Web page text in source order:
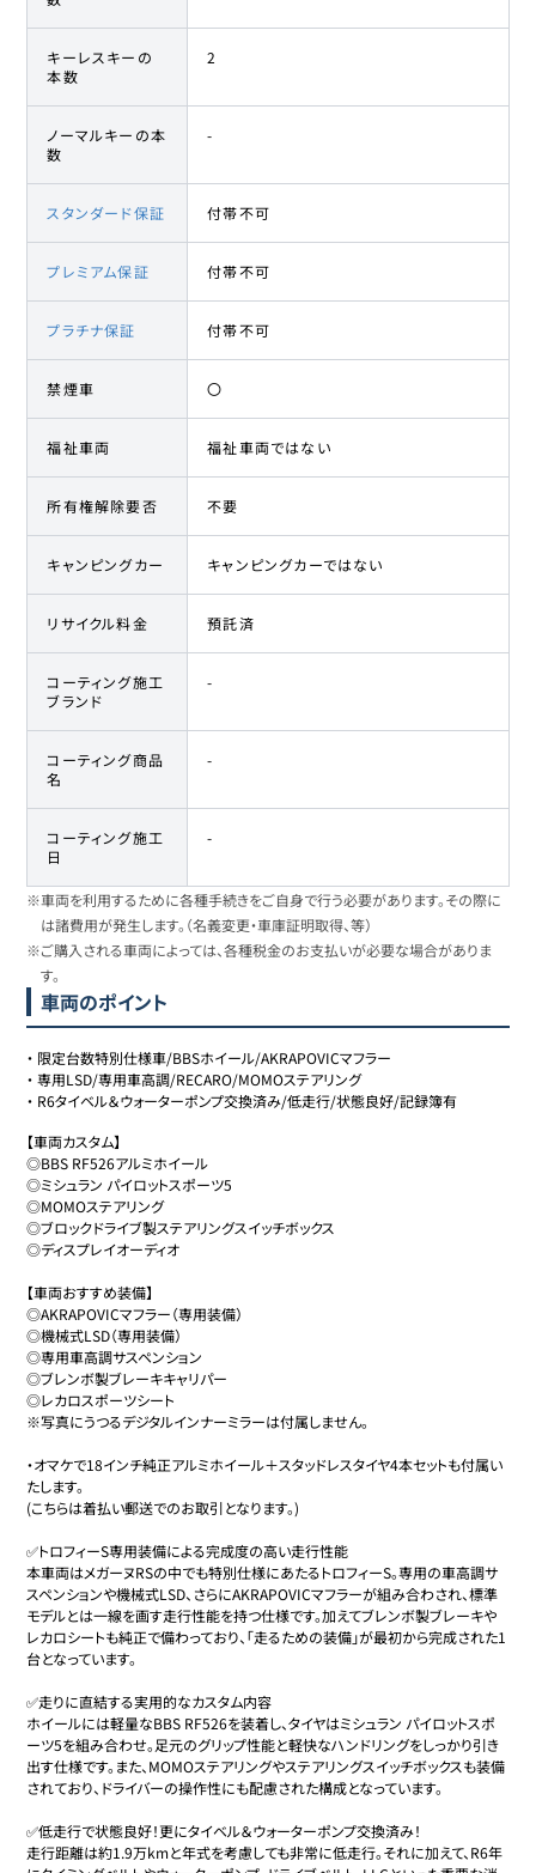
キーレスキーの
本数
2
ノーマルキーの本
数
-
スタンダード保証 付帯不可
プレミアム保証 付帯不可
プラチナ保証 付帯不可
禁煙車 〇
福祉車両 福祉車両ではない
所有権解除要否 不要
キャンピングカー キャンピングカーではない
リサイクル料金 預託済
コーティング施工
ブランド
-
コーティング商品
名
-
コーティング施工
日
-
※車両を利用するために各種手続きをご自身で行う必要があります。その際に
は諸費用が発生します。（名義変更・車庫証明取得、等）
※ご購入される車両によっては、各種税金のお支払いが必要な場合がありま
す。
車両のポイント
・ 限定台数特別仕様車/BBSホイール/AKRAPOVICマフラー
・専用LSD/専用車高調/RECARO/MOMOステアリング
・ R6タイベル＆ウォーターポンプ交換済み/低走行/状態良好/記録簿有
【車両カスタム】
◎BBS RF526アルミホイール
◎ミシュラン パイロットスポーツ5
◎MOMOステアリング
◎ブロックドライブ製ステアリングスイッチボックス
◎ディスプレイオーディオ
【車両おすすめ装備】
◎AKRAPOVICマフラー（専用装備）
◎機械式LSD（専用装備）
◎専用車高調サスペンション
◎ブレンボ製ブレーキキャリパー
◎レカロスポーツシート
※写真にうつるデジタルインナーミラーは付属しません。
・オマケで18インチ純正アルミホイール＋スタッドレスタイヤ4本セットも付属い
たします。
(こちらは着払い郵送でのお取引となります。)
✅トロフィーS専用装備による完成度の高い走行性能
本車両はメガーヌRSの中でも特別仕様にあたるトロフィーS。専用の車高調サ
スペンションや機械式LSD、さらにAKRAPOVICマフラーが組み合わされ、標準
モデルとは一線を画す走行性能を持つ仕様です。加えてブレンボ製ブレーキや
レカロシートも純正で備わっており、「走るための装備」が最初から完成された1
台となっています。
✅走りに直結する実用的なカスタム内容
ホイールには軽量なBBS RF526を装着し、タイヤはミシュラン パイロットスポ
ーツ5を組み合わせ。足元のグリップ性能と軽快なハンドリングをしっかり引き
出す仕様です。また、MOMOステアリングやステアリングスイッチボックスも装備
されており、ドライバーの操作性にも配慮された構成となっています。
✅低走行で状態良好！更にタイベル＆ウォーターポンプ交換済み！
走行距離は約1.9万kmと年式を考慮しても非常に低走行。それに加えて、R6年